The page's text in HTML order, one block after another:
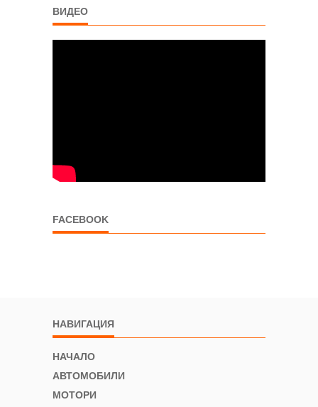
ВИДЕО
FACEBOOK
НАВИГАЦИЯ
НАЧАЛО
АВТОМОБИЛИ
МОТОРИ